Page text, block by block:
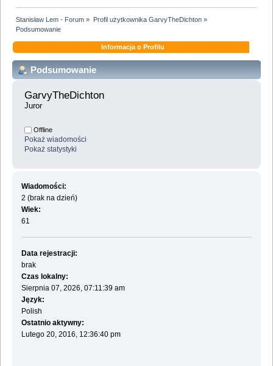
Stanisław Lem - Forum » Profil użytkownika GarvyTheDichton»
Podsumowanie
Informacja o Profilu
Podsumowanie
GarvyTheDichton
Juror
Offline
Pokaż wiadomości
Pokaż statystyki
Wiadomości:
2 (brak na dzień)
Wiek:
61
Data rejestracji:
brak
Czas lokalny:
Sierpnia 07, 2026, 07:11:39 am
Język:
Polish
Ostatnio aktywny:
Lutego 20, 2016, 12:36:40 pm